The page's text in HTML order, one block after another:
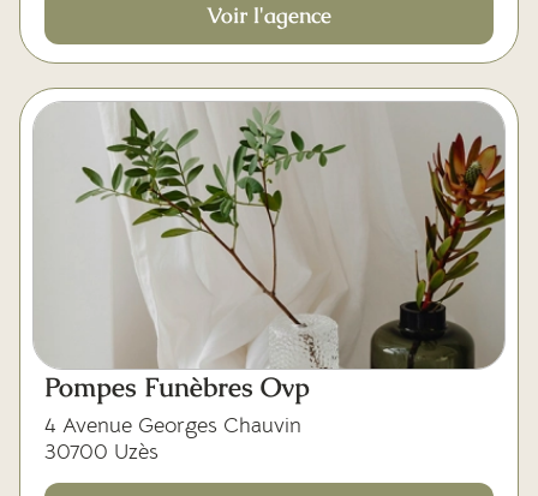
Voir l'agence
Pompes Funèbres Ovp
4 Avenue Georges Chauvin
30700 Uzès